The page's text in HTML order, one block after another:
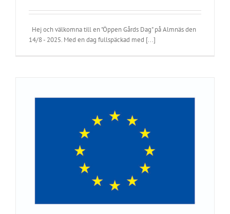
Hej och välkomna till en "Öppen Gårds Dag" på Almnäs den
14/8 - 2025. Med en dag fullspäckad med [...]